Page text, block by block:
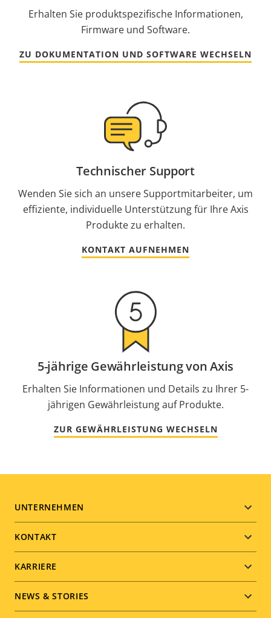
Erhalten Sie produktspezifische Informationen,
Firmware und Software.
ZU DOKUMENTATION UND SOFTWARE WECHSELN
Technischer Support
Wenden Sie sich an unsere Supportmitarbeiter, um
effiziente, individuelle Unterstützung für Ihre Axis
Produkte zu erhalten.
KONTAKT AUFNEHMEN
5-jährige Gewährleistung von Axis
Erhalten Sie Informationen und Details zu Ihrer 5-
jährigen Gewährleistung auf Produkte.
ZUR GEWÄHRLEISTUNG WECHSELN
Footer
menu
UNTERNEHMEN
KONTAKT
KARRIERE
NEWS & STORIES